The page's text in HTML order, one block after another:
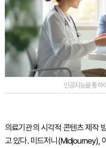
인공지능을 통하
의료기관의 시각적 콘텐츠 제작
고 있다. 미드저니(Midjourney),